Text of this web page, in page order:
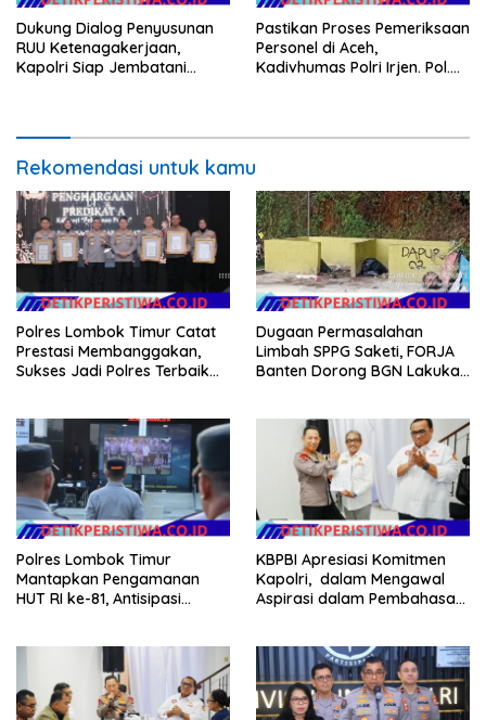
Dukung Dialog Penyusunan
RUU Ketenagakerjaan,
Kapolri Siap Jembatani
Pastikan Proses Pemeriksaan
Personel di Aceh,
Kadivhumas Polri Irjen. Pol.
Rekomendasi untuk kamu
Polres Lombok Timur Catat
Prestasi Membanggakan,
Sukses Jadi Polres Terbaik
Dugaan Permasalahan
Limbah SPPG Saketi, FORJA
Banten Dorong BGN Lakukan
Polres Lombok Timur
Mantapkan Pengamanan
HUT RI ke-81, Antisipasi
KBPBI Apresiasi Komitmen
Kapolri, dalam Mengawal
Aspirasi dalam Pembahasan